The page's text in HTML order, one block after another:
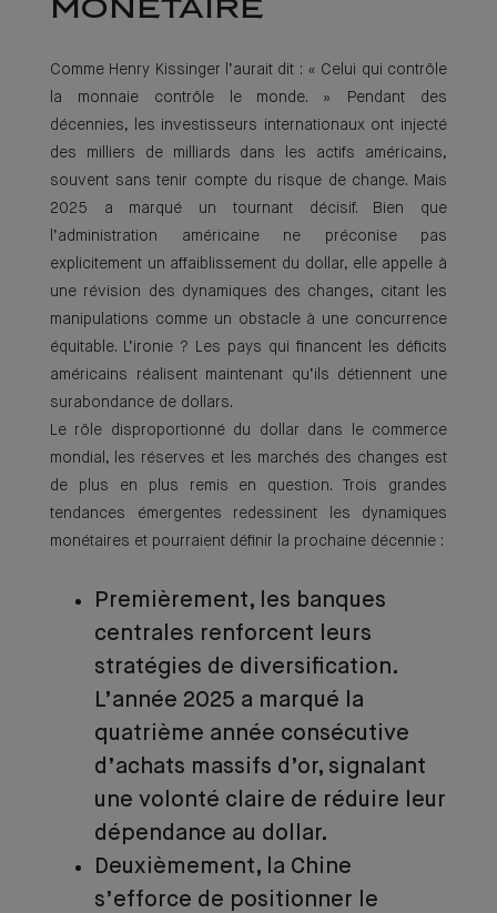
MONÉTAIRE
Comme Henry Kissinger l’aurait dit : « Celui qui contrôle
la monnaie contrôle le monde. » Pendant des
décennies, les investisseurs internationaux ont injecté
des milliers de milliards dans les actifs américains,
souvent sans tenir compte du risque de change. Mais
2025 a marqué un tournant décisif. Bien que
l’administration américaine ne préconise pas
explicitement un affaiblissement du dollar, elle appelle à
une révision des dynamiques des changes, citant les
manipulations comme un obstacle à une concurrence
équitable. L’ironie ? Les pays qui financent les déficits
américains réalisent maintenant qu’ils détiennent une
surabondance de dollars.
Le rôle disproportionné du dollar dans le commerce
mondial, les réserves et les marchés des changes est
de plus en plus remis en question. Trois grandes
tendances émergentes redessinent les dynamiques
monétaires et pourraient définir la prochaine décennie :
Premièrement, les banques
centrales renforcent leurs
stratégies de diversification.
L’année 2025 a marqué la
quatrième année consécutive
d’achats massifs d’or, signalant
une volonté claire de réduire leur
dépendance au dollar.
Deuxièmement, la Chine
s’efforce de positionner le